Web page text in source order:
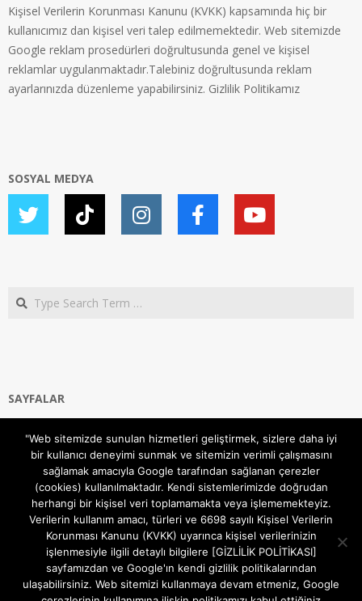
Kişisel Verilerin Korunması Kanunu (KVKK) kapsamında hiç bir
kullanıcımız dan kişisel veri talep edilmemektedir. Web sitemizde
Google reklam prosedürleri doğrultusunda genel ve kişisel
reklamlar uygulanmaktadır.Talebiniz doğrultusunda reklam
ayarlarınızda düzenleme yapabilirsiniz. Gizlilik Politikamız
SOSYAL MEDYA
Search
SAYFALAR
Gizlilik ve Çerezler (Cookies) Politikası
Hakkımızda
İletişim Kanalları
MODEM KURULUM
TEKNİK DESTEK
TELEVİZYON SİSTEMLERİ
"Web sitemizde sunulan hizmetleri geliştirmek, sizlere daha iyi
bir kullanıcı deneyimi sunmak ve sitemizin verimli çalışmasını
sağlamak amacıyla Google tarafından sağlanan çerezler
(cookies) kullanılmaktadır. Kendi sistemlerimizde doğrudan
herhangi bir kişisel veri toplamamakta veya işlememekteyiz.
Verilerin kullanım amacı, türleri ve 6698 sayılı Kişisel Verilerin
Korunması Kanunu (KVKK) uyarınca kişisel verilerinizin
işlenmesiyle ilgili detaylı bilgilere [GİZLİLİK POLİTİKASI]
sayfamızdan ve Google'ın kendi gizlilik politikalarından
ulaşabilirsiniz. Web sitemizi kullanmaya devam etmeniz, Google